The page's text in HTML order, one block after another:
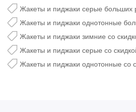
Жакеты и пиджаки серые больших
Жакеты и пиджаки однотонные
Жакеты и пиджаки зимние со
Жакеты и пиджаки серые со
Жакеты и пиджаки однотонные со